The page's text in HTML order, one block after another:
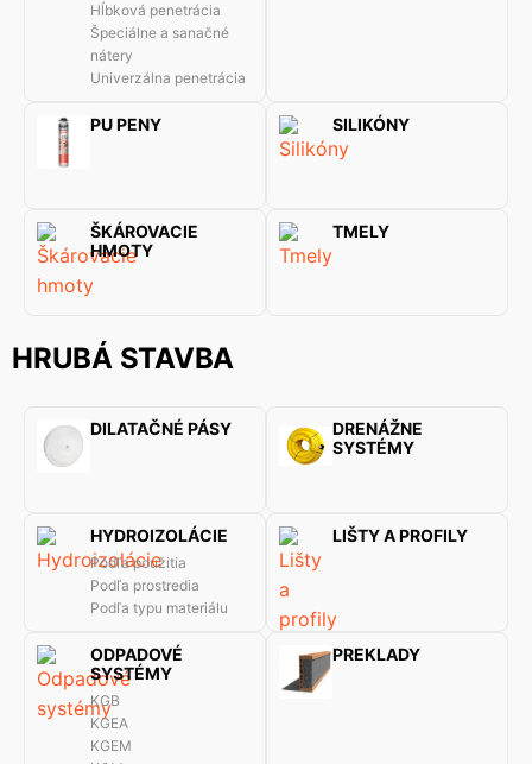
Hĺbková penetrácia
Špeciálne a sanačné
nátery
Univerzálna penetrácia
PU PENY SILIKÓNY
ŠKÁROVACIE
HMOTY
TMELY
HRUBÁ STAVBA
DILATAČNÉ PÁSY
DRENÁŽNE
SYSTÉMY
HYDROIZOLÁCIE
Podľa použitia
Podľa prostredia
Podľa typu materiálu
LIŠTY A PROFILY
ODPADOVÉ
SYSTÉMY
KGB
KGEA
KGEM
PREKLADY